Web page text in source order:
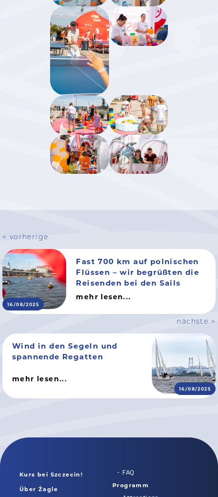
< vorherige
16/08/2025
Fast 700 km auf polnischen
Flüssen – wir begrüßten die
Reisenden bei den Sails
mehr lesen...
nächste >
16/08/2025
Wind in den Segeln und
spannende Regatten
mehr lesen...
Kurs bei Szczecin!
Über Żagle
FAQ
Programm